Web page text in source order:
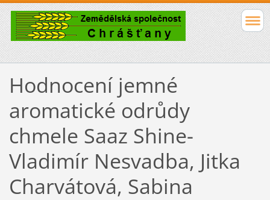
Hodnocení jemné
aromatické odrůdy
chmele Saaz Shine-
Vladimír Nesvadba, Jitka
Charvátová, Sabina